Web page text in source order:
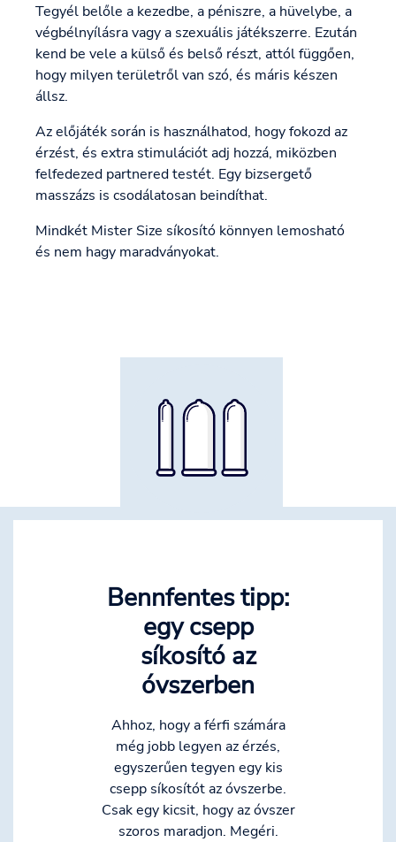
Tegyél belőle a kezedbe, a péniszre, a hüvelybe, a
végbélnyílásra vagy a szexuális játékszerre. Ezután
kend be vele a külső és belső részt, attól függően,
hogy milyen területről van szó, és máris készen
állsz.
Az előjáték során is használhatod, hogy fokozd az
érzést, és extra stimulációt adj hozzá, miközben
felfedezed partnered testét. Egy bizsergető
masszázs is csodálatosan beindíthat.
Mindkét Mister Size síkosító könnyen lemosható
és nem hagy maradványokat.
Bennfentes tipp:
egy csepp
síkosító az
óvszerben
Ahhoz, hogy a férfi számára
még jobb legyen az érzés,
egyszerűen tegyen egy kis
csepp síkosítót az óvszerbe.
Csak egy kicsit, hogy az óvszer
szoros maradjon. Megéri.